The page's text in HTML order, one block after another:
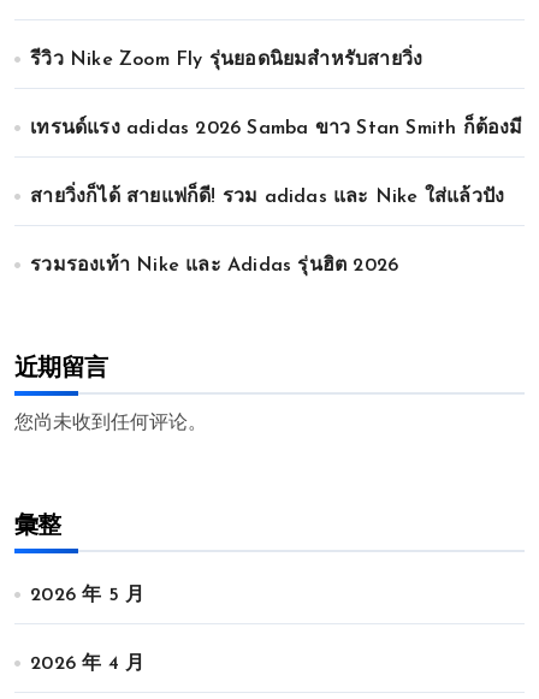
รีวิว Nike Zoom Fly รุ่นยอดนิยมสำหรับสายวิ่ง
เทรนด์แรง adidas 2026 Samba ขาว Stan Smith ก็ต้องมี
สายวิ่งก็ได้ สายแฟก็ดี! รวม adidas และ Nike ใส่แล้วปัง
รวมรองเท้า Nike และ Adidas รุ่นฮิต 2026
近期留言
您尚未收到任何评论。
彙整
2026 年 5 月
2026 年 4 月